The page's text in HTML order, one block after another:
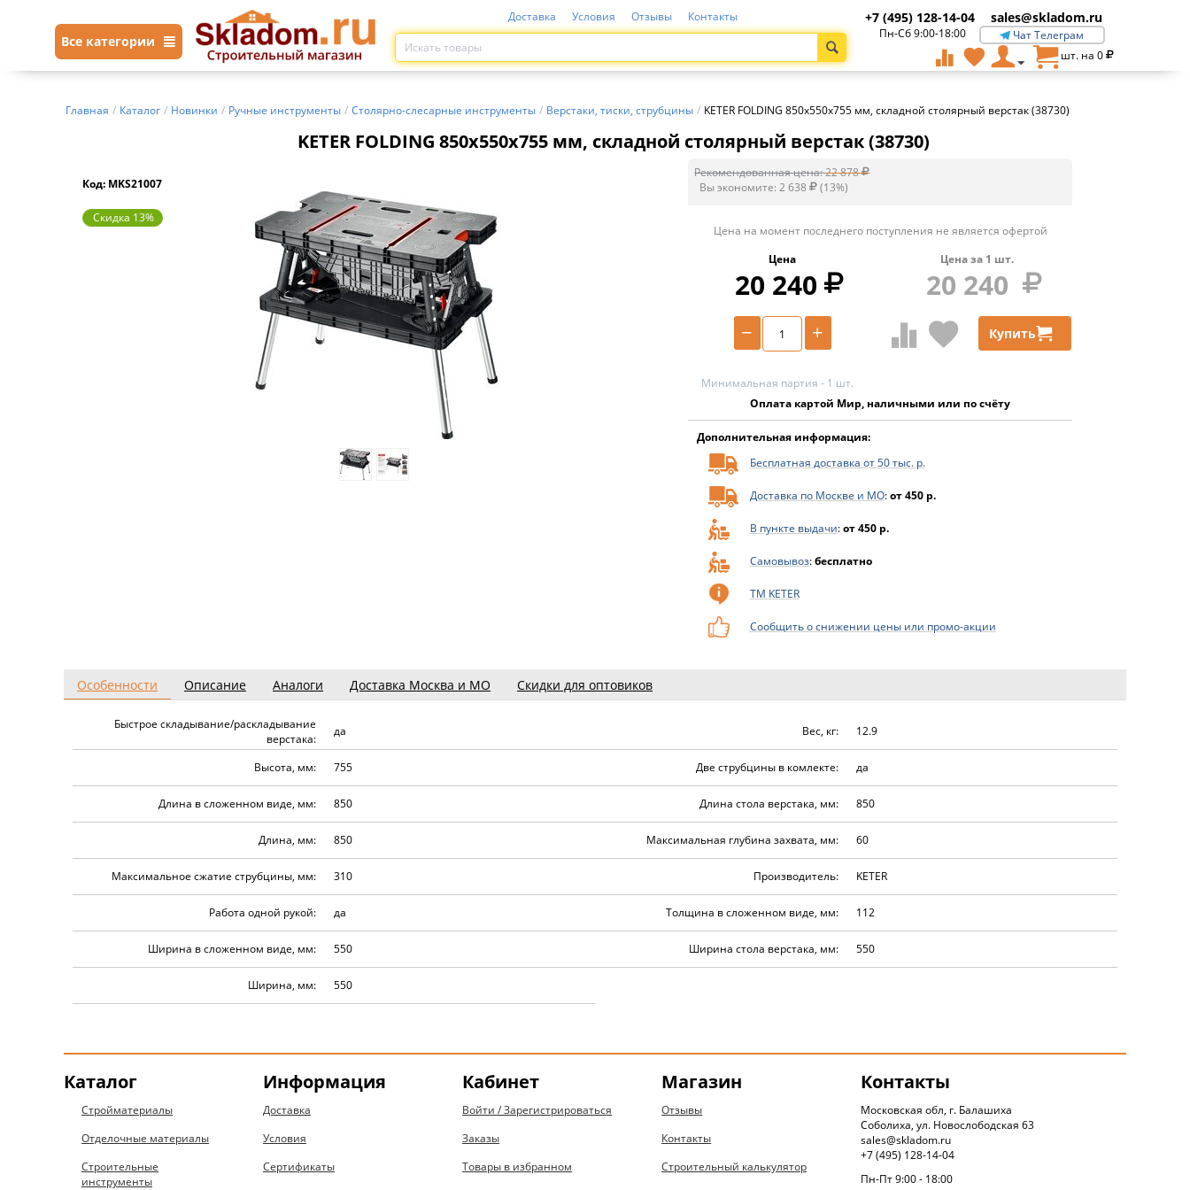
Все категории
Доставка Условия Отзывы Контакты +7 (495) 128-14-04 sales@skladom.ru
Пн-Сб 9:00-18:00
Чат Телеграм
шт. на 0
Главная / Каталог / Новинки / Ручные инструменты / Столярно-слесарные инструменты / Верстаки, тиски, струбцины / KETER FOLDING 850х550х755 мм, складной столярный верстак (38730)
KETER FOLDING 850х550х755 мм, складной столярный верстак (38730)
Код: MKS21007
Скидка 13%
Рекомендованная цена:22 878
Вы экономите:2 638 (13%)
Цена на момент последнего поступления не является офертой
Цена
20 240
Цена за 1 шт.
20 240
+
− Купить
Минимальная партия - 1 шт.
Оплата картой Мир, наличными или по счёту
Дополнительная информация:
Бесплатная доставка от 50 тыс. р.
Доставка по Москве и МО:от 450 р.
В пункте выдачи:от 450 р.
Самовывоз:бесплатно
ТМ KETER
Сообщить о снижении цены или промо-акции
Особенности Описание Аналоги Доставка Москва и МО Скидки для оптовиков
Быстрое складывание/раскладывание
верстака:
да Вес, кг: 12.9
Высота, мм: 755 Две струбцины в комлекте: да
Длина в сложенном виде, мм: 850 Длина стола верстака, мм: 850
Длина, мм: 850 Максимальная глубина захвата, мм: 60
Максимальное сжатие струбцины, мм: 310 Производитель: KETER
Работа одной рукой: да Толщина в сложенном виде, мм: 112
Ширина в сложенном виде, мм: 550 Ширина стола верстака, мм: 550
Ширина, мм: 550
Каталог
Стройматериалы
Отделочные материалы
Строительные
инструменты
Информация
Доставка
Условия
Сертификаты
Кабинет
Войти / Зарегистрироваться
Заказы
Товары в избранном
Магазин
Отзывы
Контакты
Строительный калькулятор
Контакты
Московская обл, г. Балашиха
Соболиха, ул. Новослободская 63
sales@skladom.ru
+7 (495) 128-14-04
Пн-Пт 9:00 - 18:00